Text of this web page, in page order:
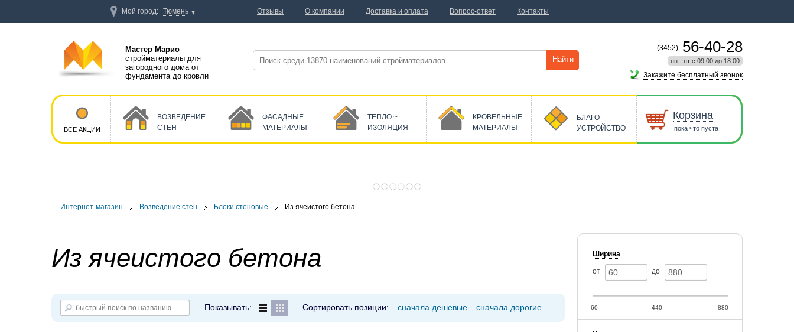
Интернет-магазин Возведение стен Блоки стеновые Из ячеистого бетона
Ширина
от до
60 880
440
Из ячеистого бетона
Показывать: Сортировать позиции: сначала дешевые сначала дорогие
Мастер Марио
стройматериалы для
загородного дома от
фундамента до кровли
Найти
(3452) 56-40-28
пн - пт с 09:00 до 18:00
Закажите бесплатный звонок
ВСЕ АКЦИИ
ВОЗВЕДЕНИЕ
СТЕН
ФАСАДНЫЕ
МАТЕРИАЛЫ
ТЕПЛО ~
ИЗОЛЯЦИЯ
КРОВЕЛЬНЫЕ
МАТЕРИАЛЫ
БЛАГО
УСТРОЙСТВО
Корзина
пока что пуста
Мой город: Тюмень Отзывы О компании Доставка и оплата Вопрос-ответ Контакты